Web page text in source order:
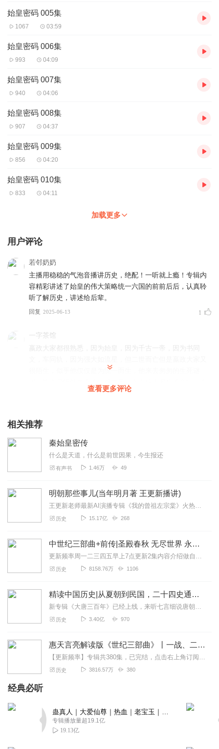
始皇密码 005集
1067 03:59
始皇密码 006集
993 04:09
始皇密码 007集
940 04:06
始皇密码 008集
907 04:37
始皇密码 009集
856 04:20
始皇密码 010集
833 04:11
加载更多
用户评论
若邻奶奶
主播用稳稳的气泡音播讲历史，绝配！一听就上瘾！专辑内
容精彩讲述了始皇的伟大策略统一六国的前前后后，认真聆
听了解历史，讲述给后辈。
回复 2025-06-13 1
一字茶馆
嬴政大家都很熟悉，因为始皇，因为千古一帝，因为书同
很陌生，似乎他仅仅是为统一而生，他来去匆匆的生死谜
知道，在这里能不能找到答案呢？
零重力0
有秦以来，华夏实现了真正的大一统，中国的版图也得以稳
固并向外辐射。嬴政同志的重要性自不必说，但两千多年过
去了，秦皇堆起的高丘依旧，秦俑肃穆无言，当时的荣耀与
2025-05-14
ss风花雪月
越来越好看，他是后者，你越听越有味道，越听越有感觉，
酒馆女掌柜
己的菜，菜鸟肯定是我的菜，如果也是你的菜，那就赶紧来
订阅。至于作品，菜鸟的哪个都很好👍
三千红尘落落
一切描述来描述它。这本书期望值超乎你的期望质量不非常
查看更多评论
相关推荐
秦始皇密传
什么是天道，什么是前世因果，今生报还
有声书 1.46万 49
明朝那些事儿(当年明月著 王更新播讲)
王更新老师最新AI演播专辑《我的曾祖左宗棠》火热更新中！从曾孙视角看帝国脊梁左宗棠的B面人生！【大咖推荐】明月的写作不仅笔锋活泼幽默，而且加进了自己的感悟，这就...
历史 15.17亿 268
中世纪三部曲+前传|圣殿春秋 无尽世界 永恒火焰 暗夜与黎明|惠天言亮解读版
更新频率周一二三四五早上7点更新2集内容介绍做自己喜欢的事，直到世界为你改变。言亮、惠天，为你解读世界级畅销IP--肯·福莱特《中世纪三部曲》+前传《暗夜与...
历史 8158.76万 1106
精读中国历史|从夏朝到民国，二十四史通史解析，中华上下五千年
新专辑《大唐三百年》已经上线，来听七言细说唐朝三百年历史吧。点击即可跳转收听。【精读中国历史】立足正史，现代阐释。溯本清源，守正创新。比小说还精彩的正说中国历...
历史 3.40亿 970
惠天言亮解读版《世纪三部曲》丨一战、二战、冷战
【更新频率】专辑共380集，已完结，点击右上角订阅按钮，VIP免费听！【社群福利】2024熊猫君听书社群全新升级，欢迎熊猫君的粉丝听友们入群交流，更多新鲜玩法和...
历史 3816.57万 380
经典必听
专辑播放量超19.1亿
19.13亿